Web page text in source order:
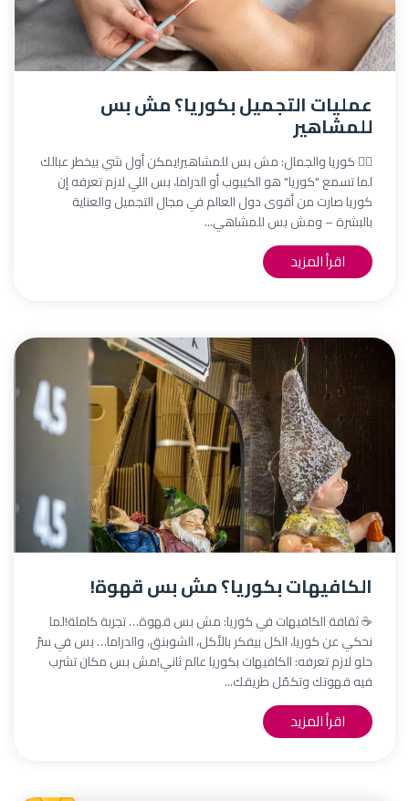
عمليات التجميل بكوريا؟ مش بس
للمشاهير
💆‍♀️ كوريا والجمال: مش بس للمشاهير!يمكن أول شي بيخطر عبالك
لما تسمع "كوريا" هو الكيبوب أو الدراما، بس اللي لازم تعرفه إن
كوريا صارت من أقوى دول العالم في مجال التجميل والعناية
بالبشرة – ومش بس للمشاهي...
اقرأ المزيد
الكافيهات بكوريا؟ مش بس قهوة!
☕ ثقافة الكافيهات في كوريا: مش بس قهوة… تجربة كاملة!لما
نحكي عن كوريا، الكل بيفكر بالأكل، الشوبنق، والدراما… بس في سرّ
حلو لازم تعرفه: الكافيهات بكوريا عالم ثاني!مش بس مكان تشرب
فيه قهوتك وتكمّل طريقك...
اقرأ المزيد